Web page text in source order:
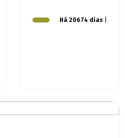
Há 20674 dias